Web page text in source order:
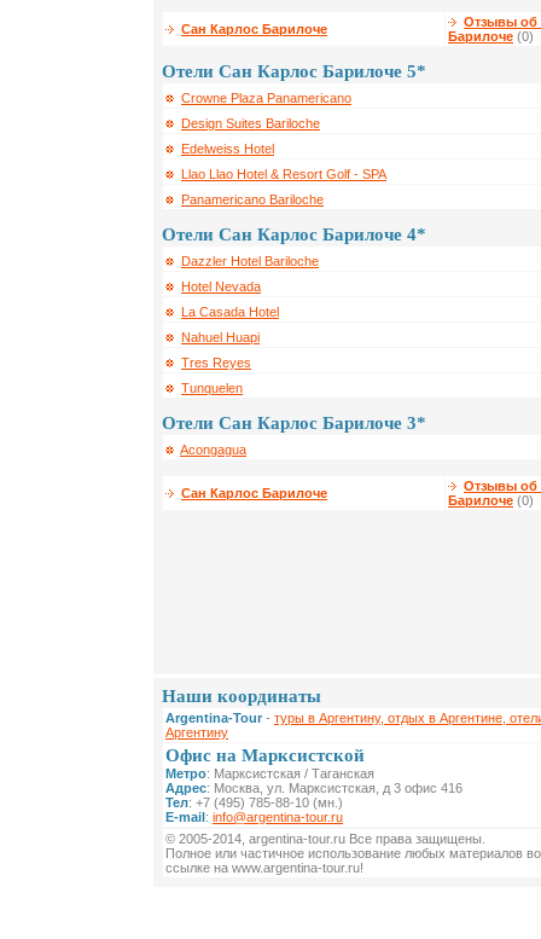
Сан Карлос Барилоче
Отзывы об
Барилоче (0)
Отели Сан Карлос Барилоче 5*
Crowne Plaza Panamericano
Design Suites Bariloche
Edelweiss Hotel
Llao Llao Hotel & Resort Golf - SPA
Panamericano Bariloche
Отели Сан Карлос Барилоче 4*
Dazzler Hotel Bariloche
Hotel Nevada
La Casada Hotel
Nahuel Huapi
Tres Reyes
Tunquelen
Отели Сан Карлос Барилоче 3*
Acongagua
Сан Карлос Барилоче
Отзывы об
Барилоче (0)
Наши координаты
Argentina-Tour - туры в Аргентину, отдых в Аргентине,
Аргентину
Офис на Марксистской
Метро: Марксистская / Таганская
Адрес: Москва, ул. Марксистская, д 3 офис 416
Тел: +7 (495) 785-88-10 (мн.)
E-mail: info@argentina-tour.ru
© 2005-2014, argentina-tour.ru Все права защищены.
Полное или частичное использование любых материалов
ссылке на www.argentina-tour.ru!